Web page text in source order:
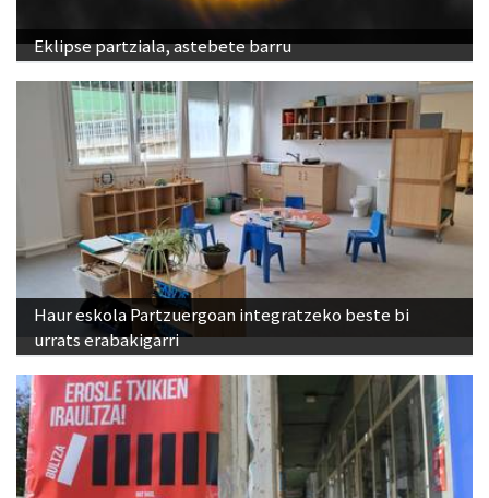
Eklipse partziala, astebete barru
Haur eskola Partzuergoan integratzeko beste bi
urrats erabakigarri